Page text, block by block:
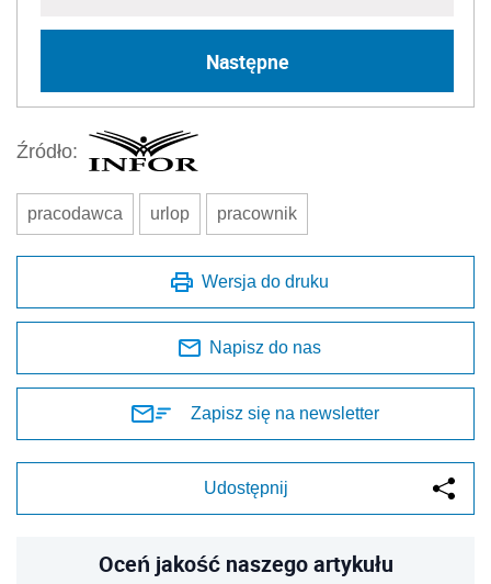
Następne
Źródło:
pracodawca urlop pracownik
Wersja do druku
Napisz do nas
Zapisz się na newsletter
Udostępnij
Oceń jakość naszego artykułu